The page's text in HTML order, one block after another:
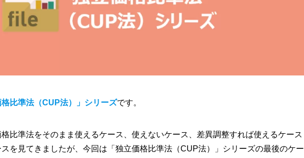
格比準法（CUP法）」シリーズです。
比準法をそのまま使えるケース、使えないケース、差異調整すれば使えるケース
を見てきましたが、今回は「独立価格比準法（CUP法）」シリーズの最後のケー